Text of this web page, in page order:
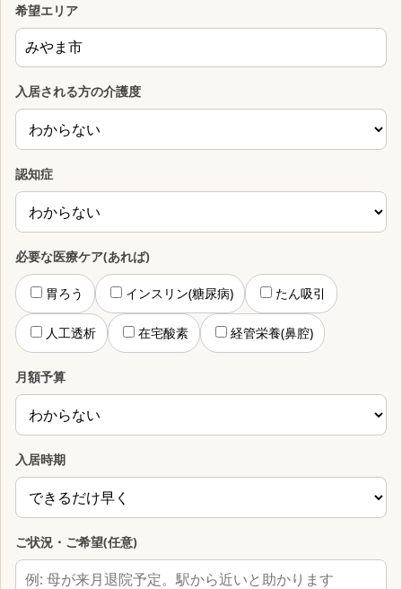
希望エリア
入居される方の介護度
認知症
必要な医療ケア(あれば)
胃ろう インスリン(糖尿病) たん吸引
人工透析 在宅酸素 経管栄養(鼻腔)
月額予算
入居時期
ご状況・ご希望(任意)